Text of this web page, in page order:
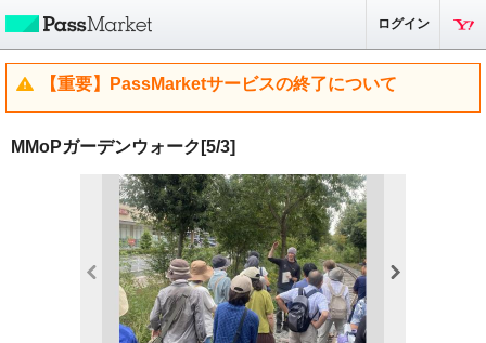
ログイン
【重要】PassMarketサービスの終了について
MMoPガーデンウォーク[5/3]